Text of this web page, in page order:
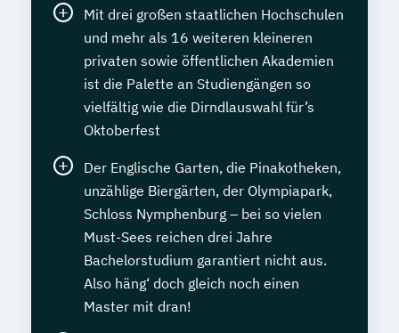
Mit drei großen staatlichen Hochschulen
und mehr als 16 weiteren kleineren
privaten sowie öffentlichen Akademien
ist die Palette an Studiengängen so
vielfältig wie die Dirndlauswahl für’s
Oktoberfest
Der Englische Garten, die Pinakotheken,
unzählige Biergärten, der Olympiapark,
Schloss Nymphenburg – bei so vielen
Must-Sees reichen drei Jahre
Bachelorstudium garantiert nicht aus.
Also häng‘ doch gleich noch einen
Master mit dran!